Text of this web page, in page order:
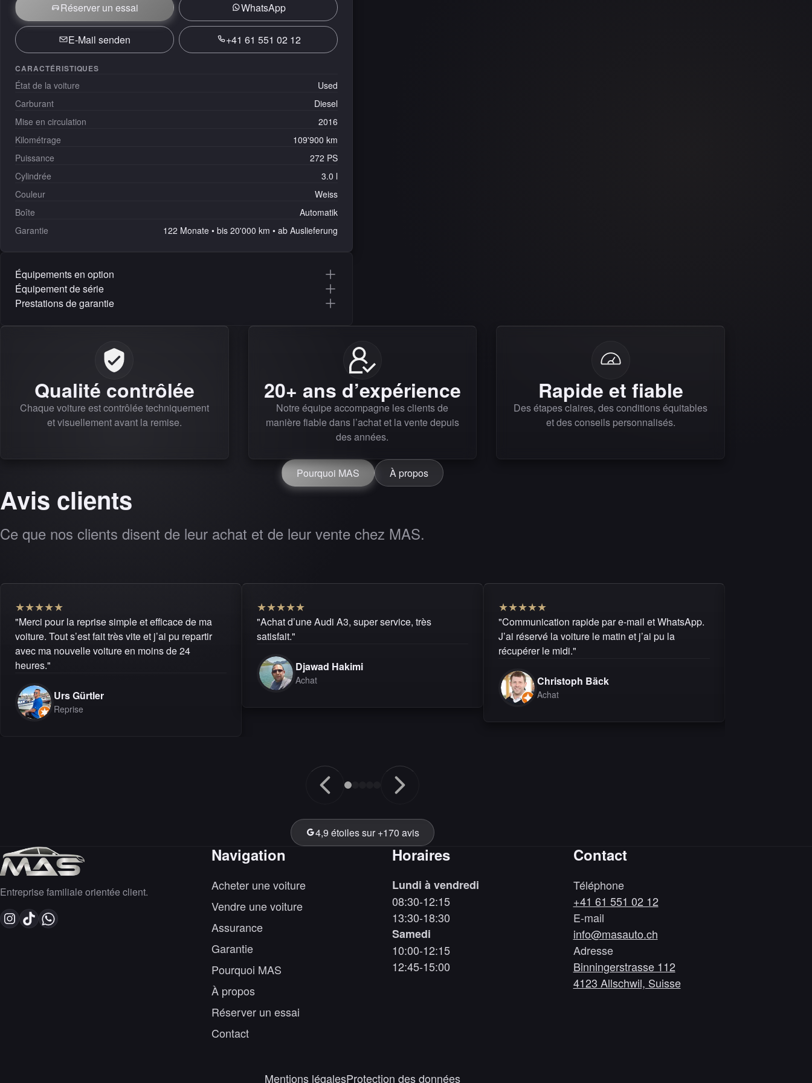
Réserver un essai WhatsApp
E-Mail senden +41 61 551 02 12
CARACTÉRISTIQUES
État de la voiture
Used
Carburant
Diesel
Mise en circulation
2016
Kilométrage
109'900 km
Puissance
272 PS
Cylindrée
3.0 l
Couleur
Weiss
Boîte
Automatik
Garantie
122 Monate • bis 20'000 km • ab Auslieferung
Équipements en option
Équipement de série
Prestations de garantie
Qualité contrôlée
Chaque voiture est contrôlée techniquement
et visuellement avant la remise.
20+ ans d’expérience
Notre équipe accompagne les clients de
manière fiable dans l’achat et la vente depuis
des années.
Rapide et fiable
Des étapes claires, des conditions équitables
et des conseils personnalisés.
Pourquoi MAS À propos
Avis clients
Ce que nos clients disent de leur achat et de leur vente chez MAS.
★★★★★
"Merci pour la reprise simple et efficace de ma
voiture. Tout s’est fait très vite et j’ai pu repartir
avec ma nouvelle voiture en moins de 24
heures."
Urs Gürtler
Reprise
★★★★★
"Achat d’une Audi A3, super service, très
satisfait."
Djawad Hakimi
Achat
★★★★★
"Communication rapide par e-mail et WhatsApp.
J’ai réservé la voiture le matin et j’ai pu la
récupérer le midi."
Christoph Bäck
Achat
4,9 étoiles sur +170 avis
Entreprise familiale orientée client.
Navigation
Acheter une voiture
Vendre une voiture
Assurance
Garantie
Pourquoi MAS
À propos
Réserver un essai
Contact
Horaires
Lundi à vendredi
08:30-12:15
13:30-18:30
Samedi
10:00-12:15
12:45-15:00
Contact
Téléphone
+41 61 551 02 12
E-mail
info@masauto.ch
Adresse
Binningerstrasse 112
4123 Allschwil, Suisse
Mentions légalesProtection des données